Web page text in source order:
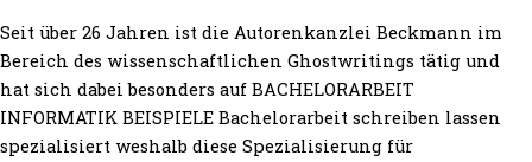
Seit über 26 Jahren ist die Autorenkanzlei Beckmann im
Bereich des wissenschaftlichen Ghostwritings tätig und
hat sich dabei besonders auf BACHELORARBEIT
INFORMATIK BEISPIELE Bachelorarbeit schreiben lassen
spezialisiert weshalb diese Spezialisierung für